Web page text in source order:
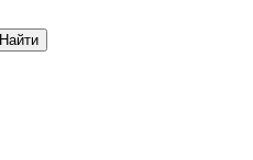
Найти